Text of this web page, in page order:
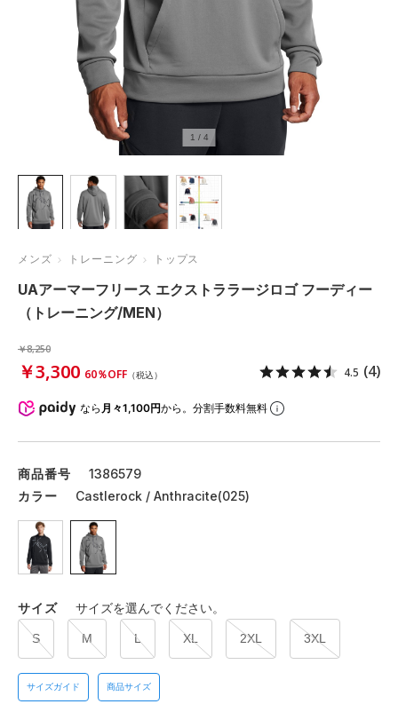
1 / 4
メンズ トレーニング トップス
UAアーマーフリース エクストララージロゴ フーディー
（トレーニング/MEN）
￥8,250
￥3,300 60％OFF （税込） 4.5 (4)
なら 月々1,100円から。分割手数料無料
商品番号
1386579
カラー
Castlerock / Anthracite(025)
サイズ サイズを選んでください。
S M L XL 2XL 3XL
サイズガイド 商品サイズ